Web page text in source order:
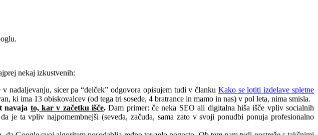
nekaj izkustvenih:
v nadaljevanju, sicer pa “delček” odgovora opisujem tudi v članku Kako se lotiti izdelave spletne
ki ima 13 obiskovalcev (od tega tri sosede, 4 bratrance in mamo in nas) v pol leta, nima smisla.
navaja to, kar v začetku išče. Dam primer: če neka SEO ali digitalna hiša išče vpliv socialnih
je ta vpliv najpomembnejši (seveda, začuda, sama zato v svoji ponudbi ponuja profesionalno